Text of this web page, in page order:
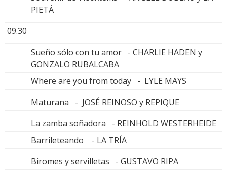
PIETÁ
09.30
Sueño sólo con tu amor - CHARLIE HADEN y
GONZALO RUBALCABA
Where are you from today - LYLE MAYS
Maturana - JOSÉ REINOSO y REPIQUE
La zamba soñadora - REINHOLD WESTERHEIDE
Barrileteando - LA TRÍA
Biromes y servilletas - GUSTAVO RIPA